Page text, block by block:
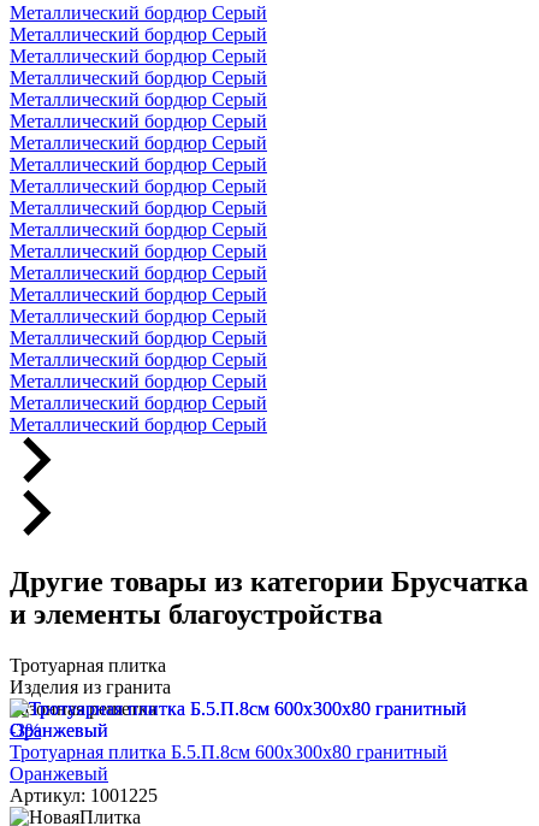
Металлический бордюр Серый
Металлический бордюр Серый
Металлический бордюр Серый
Металлический бордюр Серый
Металлический бордюр Серый
Металлический бордюр Серый
Металлический бордюр Серый
Металлический бордюр Серый
Металлический бордюр Серый
Металлический бордюр Серый
Металлический бордюр Серый
Металлический бордюр Серый
Металлический бордюр Серый
Металлический бордюр Серый
Металлический бордюр Серый
Металлический бордюр Серый
Металлический бордюр Серый
Металлический бордюр Серый
Металлический бордюр Серый
Металлический бордюр Серый
Другие товары из категории Брусчатка
и элементы благоустройства
Тротуарная плитка
Изделия из гранита
Газонная решетка
-3%
Тротуарная плитка Б.5.П.8см 600х300х80 гранитный
Оранжевый
Артикул: 1001225